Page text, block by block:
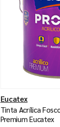
Eucatex
Tinta Acrílica
Premium Eucatex